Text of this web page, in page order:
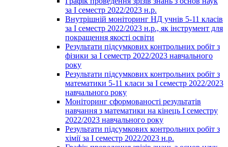
за І семестр 2022/2023 н.р.
Внутрішній моніторинг НД учнів 5-11 класів
за І семестр 2022/2023 н.р., як інструмент для
покращення якості освіти
Результати підсумкових контрольних робіт з
фізики за І семестр 2022/2023 навчального
року
Результати підсумкових контрольних робіт з
математики 5-11 класи за І семестр 2022/2023
навчального року
Моніторинг сформованості результатів
навчання з математики на кінець І семестру
2022/2023 навчального року
Результати підсумкових контрольних робіт з
хімії за І семестр 2022/2023 н.р.